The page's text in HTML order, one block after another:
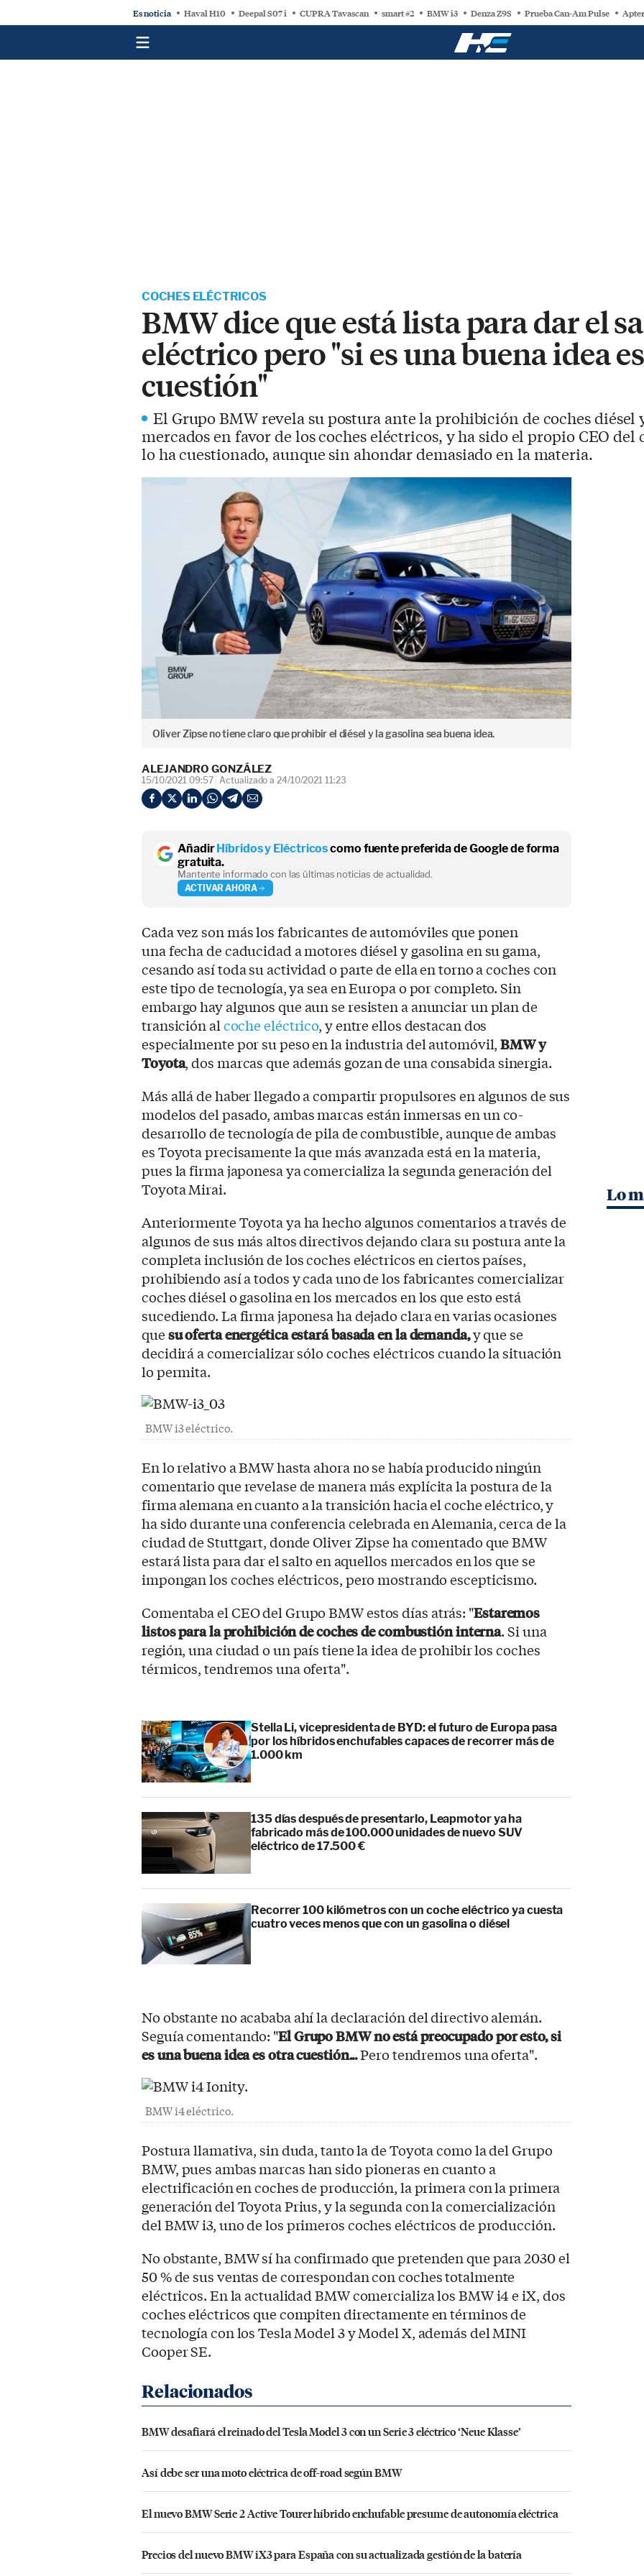
Es noticia Haval H10 Deepal S07 i CUPRA Tavascan smart #2 BMW i3 Denza Z9S Prueba Can-Am Pulse
COCHES ELÉCTRICOS
BMW dice que está lista para dar el
eléctrico pero "si es una buena idea
cuestión"
El Grupo BMW revela su postura ante la prohibición de coches diésel
mercados en favor de los coches eléctricos, y ha sido el propio CEO
lo ha cuestionado, aunque sin ahondar demasiado en la materia.
Oliver Zipse no tiene claro que prohibir el diésel y la gasolina sea buena idea.
ALEJANDRO GONZÁLEZ
15/10/2021 09:57 Actualizado a 24/10/2021 11:23
AñadirHíbridos y Eléctricoscomo fuente preferida de Google de forma
gratuita.
Mantente informado con las últimas noticias de actualidad.
ACTIVAR AHORA
Cada vez son más los fabricantes de automóviles que ponen
una fecha de caducidad a motores diésel y gasolina en su gama,
cesando así toda su actividad o parte de ella en torno a coches con
este tipo de tecnología, ya sea en Europa o por completo. Sin
embargo hay algunos que aun se resisten a anunciar un plan de
transición alcoche eléctrico, y entre ellos destacan dos
especialmente por su peso en la industria del automóvil,BMW y
Toyota, dos marcas que además gozan de una consabida sinergia.
Más allá de haber llegado a compartir propulsores en algunos de sus
modelos del pasado, ambas marcas están inmersas en un co-
desarrollo de tecnología de pila de combustible, aunque de ambas
es Toyota precisamente la que más avanzada está en la materia,
pues la firma japonesa ya comercializa la segunda generación del
Toyota Mirai.
Anteriormente Toyota ya ha hecho algunos comentarios a través de
algunos de sus más altos directivos dejando clara su postura ante la
completa inclusión de los coches eléctricos en ciertos países,
prohibiendo así a todos y cada uno de los fabricantes comercializar
coches diésel o gasolina en los mercados en los que esto está
sucediendo. La firma japonesa ha dejado clara en varias ocasiones
quesu oferta energética estará basada en la demanda,y que se
decidirá a comercializar sólo coches eléctricos cuando la situación
lo permita.
BMW i3 eléctrico.
En lo relativo a BMW hasta ahora no se había producido ningún
comentario que revelase de manera más explícita la postura de la
firma alemana en cuanto a la transición hacia el coche eléctrico, y
ha sido durante una conferencia celebrada en Alemania, cerca de la
ciudad de Stuttgart, donde Oliver Zipse ha comentado que BMW
estará lista para dar el salto en aquellos mercados en los que se
impongan los coches eléctricos, pero mostrando escepticismo.
Comentaba el CEO del Grupo BMW estos días atrás: "Estaremos
listos para la prohibición de coches de combustión interna. Si una
región, una ciudad o un país tiene la idea de prohibir los coches
térmicos, tendremos una oferta".
Stella Li, vicepresidenta de BYD: el futuro de Europa pasa
por los híbridos enchufables capaces de recorrer más de
1.000 km
135 días después de presentarlo, Leapmotor ya ha
fabricado más de 100.000 unidades de nuevo SUV
eléctrico de 17.500 €
Recorrer 100 kilómetros con un coche eléctrico ya cuesta
cuatro veces menos que con un gasolina o diésel
No obstante no acababa ahí la declaración del directivo alemán.
Seguía comentando: "El Grupo BMW no está preocupado por esto, si
es una buena idea es otra cuestión...Pero tendremos una oferta".
BMW i4 eléctrico.
Postura llamativa, sin duda, tanto la de Toyota como la del Grupo
BMW, pues ambas marcas han sido pioneras en cuanto a
electrificación en coches de producción, la primera con la primera
generación del Toyota Prius, y la segunda con la comercialización
del BMW i3, uno de los primeros coches eléctricos de producción.
No obstante, BMW sí ha confirmado que pretenden que para 2030 el
50 % de sus ventas de correspondan con coches totalmente
eléctricos. En la actualidad BMW comercializa los BMW i4 e iX, dos
coches eléctricos que compiten directamente en términos de
tecnología con los Tesla Model 3 y Model X, además del MINI
Cooper SE.
BMW desafiará el reinado del Tesla Model 3 con un Serie 3 eléctrico ‘Neue Klasse’
Así debe ser una moto eléctrica de off-road según BMW
El nuevo BMW Serie 2 Active Tourer híbrido enchufable presume de autonomía eléctrica
Precios del nuevo BMW iX3 para España con su actualizada gestión de la batería
Lo